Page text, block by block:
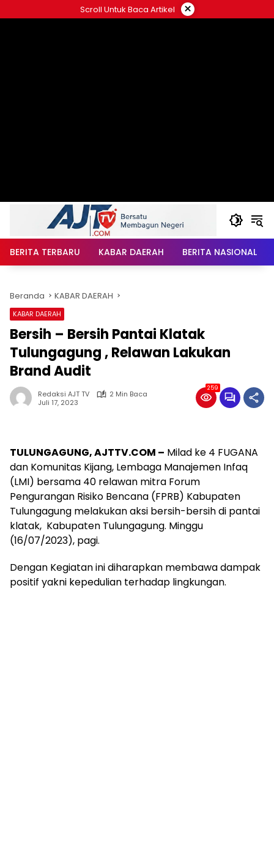
ke
Scroll Untuk Baca Artikel ×
BERITA TERBARU KABAR DAERAH BERITA NASIONAL
Beranda KABAR DAERAH
KABAR DAERAH
Bersih – Bersih Pantai Klatak
Tulungagung , Relawan Lakukan
Brand Audit
Redaksi AJT TV
2 Min Baca
Juli 17, 2023
259
TULUNGAGUNG,AJTTV.COM – Milad ke 4 FUGANA
dan Komunitas Kijang, Lembaga Manajemen Infaq
(LMI) bersama 40 relawan mitra Forum
Pengurangan Risiko Bencana (FPRB) Kabupaten
Tulungagung melakukan aksi bersih-bersih di pantai
klatak, Kabupaten Tulungagung. Minggu
(16/07/2023), pagi.
Dengan Kegiatan ini diharapkan membawa dampak
positif yakni kepedulian terhadap lingkungan.